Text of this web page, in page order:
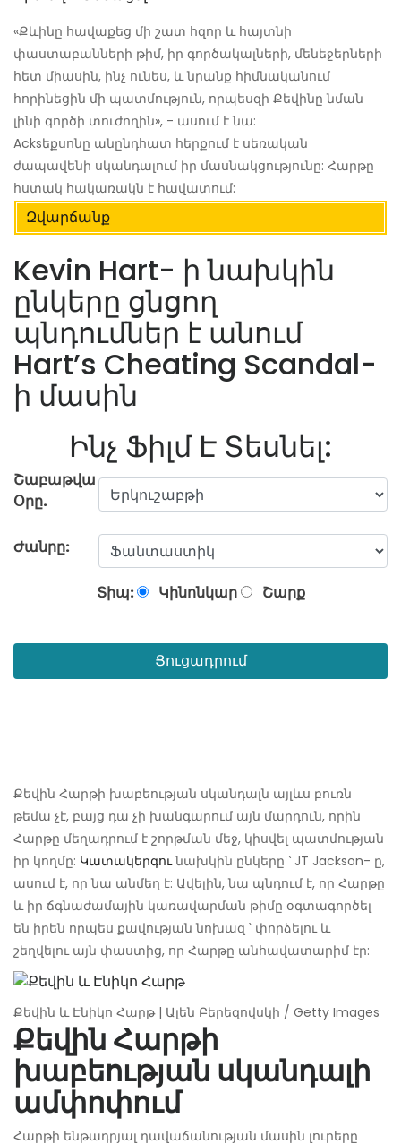
«Քևինը հավաքեց մի շատ հզոր և հայտնի
փաստաբանների թիմ, իր գործակալների, մենեջերների
հետ միասին, ինչ ունես, և նրանք հիմնականում
հորինեցին մի պատմություն, որպեսզի Քեվինը նման
լինի գործի տուժողին», - ասում է նա:
Acksեքսոնը անընդհատ հերքում է սեռական
ժապավենի սկանդալում իր մասնակցությունը: Հարթը
հստակ հակառակն է հավատում:
Զվարճանք
Kevin Hart- ի նախկին
ընկերը ցնցող
պնդումներ է անում
Hart’s Cheating Scandal-
ի մասին
Ինչ Ֆիլմ Է Տեսնել:
Շաբաթվա
Օրը.
Ժանրը:
Տիպ: Կինոնկար Շարք
Ցուցադրում
Քեվին Հարթի խաբեության սկանդալն այլևս բուռն
թեմա չէ, բայց դա չի խանգարում այն ​​մարդուն, որին
Հարթը մեղադրում է շորթման մեջ, կիսվել պատմության
իր կողմը: Կատակերգունախկին ընկերը ՝ JT Jackson- ը,
ասում է, որ նա անմեղ է: Ավելին, նա պնդում է, որ Հարթը
և իր ճգնաժամային կառավարման թիմը օգտագործել
են իրեն որպես քավության նոխազ ՝ փորձելու և
շեղվելու այն փաստից, որ Հարթը անհավատարիմ էր:
Քեվին և Էնիկո Հարթ | Ալեն Բերեզովսկի / Getty Images
Քեվին Հարթի
խաբեության սկանդալի
ամփոփում
Հարթի ենթադրյալ դավաճանության մասին լուրերը